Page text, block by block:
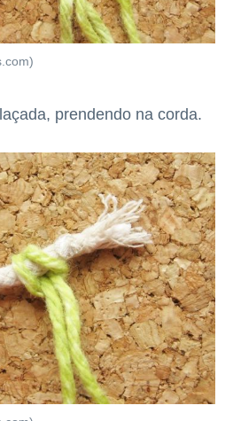
prendendo na corda.